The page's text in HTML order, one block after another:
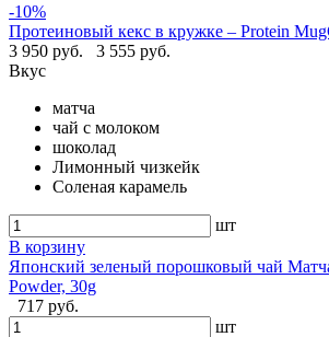
-10%
Протеиновый кекс в кружке – Protein
3 950 руб.
3 555 руб.
Вкус
матча
чай с молоком
шоколад
Лимонный чизкейк
Соленая карамель
шт
В корзину
Японский зеленый порошковый чай
Powder, 30g
717 руб.
шт